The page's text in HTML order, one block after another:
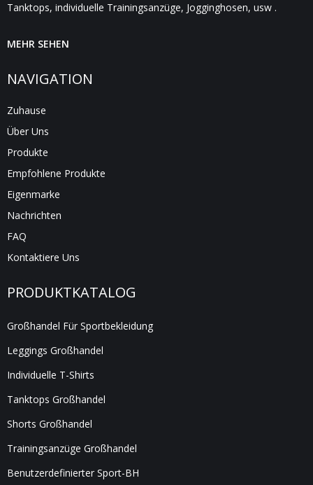
Tanktops, individuelle Trainingsanzüge, Jogginghosen, usw .
MEHR SEHEN
NAVIGATION
Zuhause
Über Uns
Produkte
Empfohlene Produkte
Eigenmarke
Nachrichten
FAQ
Kontaktiere Uns
PRODUKTKATALOG
Großhandel Für Sportbekleidung
Leggings Großhandel
Individuelle T-Shirts
Tanktops Großhandel
Shorts Großhandel
Trainingsanzüge Großhandel
Benutzerdefinierter Sport-BH